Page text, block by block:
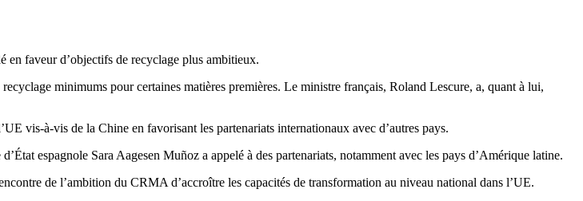
en faveur d’objectifs de recyclage plus ambitieux.
minimums pour certaines matières premières. Le ministre français, Roland Lescure, a, quant à lui,
vis-à-vis de la Chine en favorisant les partenariats internationaux avec d’autres pays.
d’État espagnole Sara Aagesen Muñoz a appelé à des partenariats, notamment avec les pays d’Amérique latine.
de l’ambition du CRMA d’accroître les capacités de transformation au niveau national dans l’UE.